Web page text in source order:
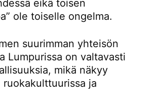
eikä toisen
ole toiselle ongelma.
suurimman yhteisön
Lumpurissa on valtavasti
mikä näkyy
ruokakulttuurissa ja